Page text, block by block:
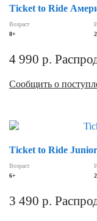
Ticket to Ride
Возраст
8+
4 990 р.
Сообщить о
Ticket to Ride
Возраст
6+
3 490 р.